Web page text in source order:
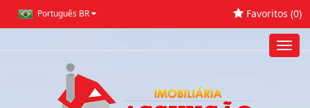
Português BR Favoritos (0)